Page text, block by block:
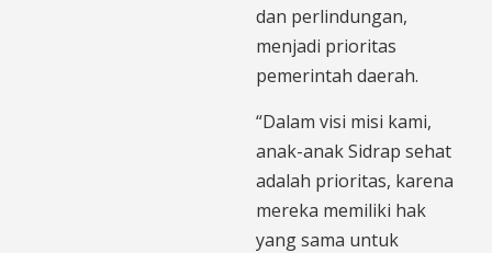
dan perlindungan,
menjadi prioritas
pemerintah daerah.
“Dalam visi misi kami,
anak-anak Sidrap sehat
adalah prioritas, karena
mereka memiliki hak
yang sama untuk